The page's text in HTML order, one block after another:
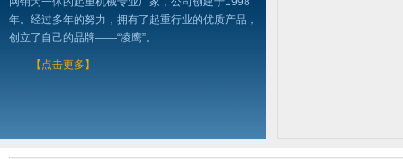
年。经过多年的努力，拥有了起重行业的优质产品，
创立了自己的品牌——“凌鹰”。
【点击更多】